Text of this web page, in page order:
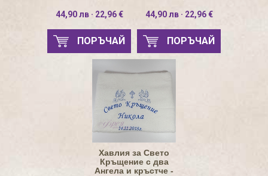
44,90 лв · 22,96 €
ПОРЪЧАЙ
44,90 лв · 22,96 €
ПОРЪЧАЙ
Хавлия за Свето
Кръщение с два
Ангела и кръстче -